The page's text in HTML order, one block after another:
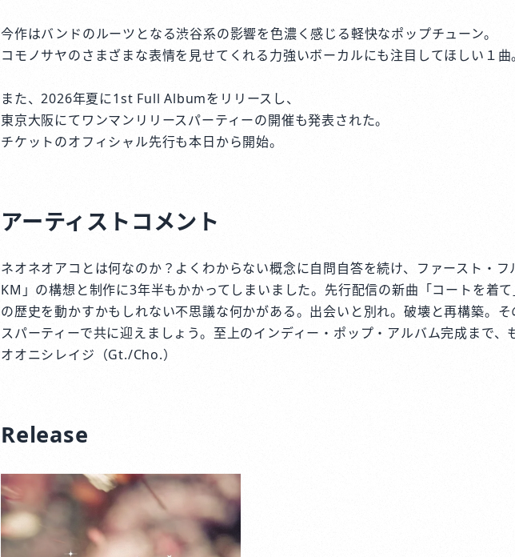
今作はバンドのルーツとなる渋谷系の影響を色濃く感じる軽快なポップチューン。
コモノサヤのさまざまな表情を見せてくれる力強いボーカルにも注目してほしい１曲
また、2026年夏に1st Full Albumをリリースし、
東京大阪にてワンマンリリースパーティーの開催も発表された。
チケットのオフィシャル先行も本日から開始。
アーティストコメント
ネオネオアコとは何なのか？よくわからない概念に自問自答を続け、ファースト・フ
KM」の構想と制作に3年半もかかってしまいました。先行配信の新曲「コートを着
の歴史を動かすかもしれない不思議な何かがある。出会いと別れ。破壊と再構築。
スパーティーで共に迎えましょう。至上のインディー・ポップ・アルバム完成まで、
オオニシレイジ（Gt./Cho.）
Release